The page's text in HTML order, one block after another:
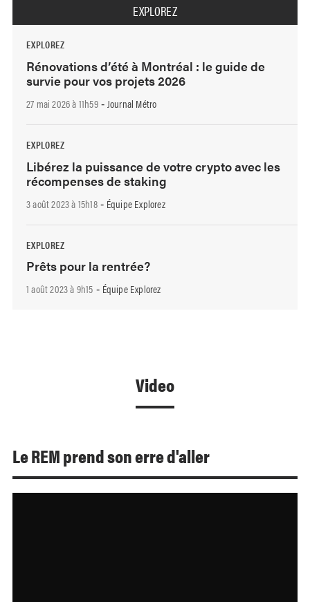
EXPLOREZ
EXPLOREZ
Rénovations d’été à Montréal : le guide de
survie pour vos projets 2026
27 mai 2026 à 11h59- Journal Métro
EXPLOREZ
Libérez la puissance de votre crypto avec les
récompenses de staking
3 août 2023 à 15h18- Équipe Explorez
EXPLOREZ
Prêts pour la rentrée?
1 août 2023 à 9h15 - Équipe Explorez
Video
Le REM prend son erre d'aller